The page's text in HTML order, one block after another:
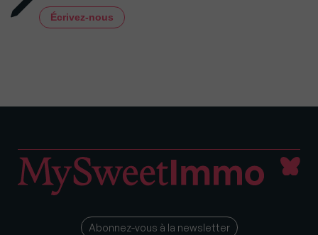
Écrivez-nous
Abonnez-vous à la newsletter